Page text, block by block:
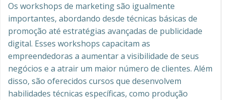
Os workshops de marketing são igualmente
importantes, abordando desde técnicas básicas de
promoção até estratégias avançadas de publicidade
digital. Esses workshops capacitam as
empreendedoras a aumentar a visibilidade de seus
negócios e a atrair um maior número de clientes. Além
disso, são oferecidos cursos que desenvolvem
habilidades técnicas específicas, como produção